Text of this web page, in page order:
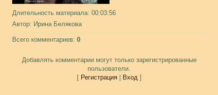
Длительность материала: 00:03:56
Автор: Ирина Белякова
Всего комментариев: 0
Добавлять комментарии могут только зарегистрированные
пользователи.
[ Регистрация| Вход]